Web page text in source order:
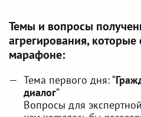
Темы и вопросы
агрегирования,
марафоне:
Тема первого дня: “
диалог”
Вопросы для